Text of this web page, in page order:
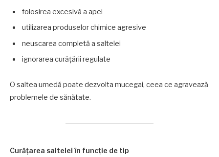
folosirea excesivă a apei
utilizarea produselor chimice agresive
neuscarea completă a saltelei
ignorarea curățării regulate
O saltea umedă poate dezvolta mucegai, ceea ce agravează
problemele de sănătate.
Curățarea saltelei în funcție de tip